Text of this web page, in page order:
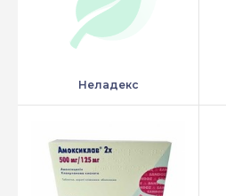
Неладекс